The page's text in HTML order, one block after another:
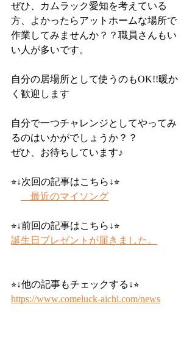
ぜひ、カムラック愛知を考えている
方、よかったらアットホームな場所で
作業してみませんか？？職員さんもい
い人が多いです。
自分の居場所として使うのもOK!!暖か
く歓迎します
自分で一つチャレンジとしてやってみ
るのはいかがでしょうか？？
ぜひ、お待ちしています♪
⭐︎↓次回の記事はこちら↓⭐︎
最近のマイソング
⭐︎↓前回の記事はこちら↓⭐︎
誕生日プレゼントが届きました。
⭐︎↓他の記事もチェックする↓⭐︎
https://www.comeluck-aichi.com/news